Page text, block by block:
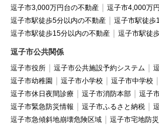
逗子市3,000万円台の不動産
逗子市4,000万
逗子市駅徒歩5分以内の不動産
逗子市駅徒歩
逗子市駅徒歩15分以内の不動産
逗子市駅徒
逗子市公共関係
逗子市役所 逗子市公共施設予約システム
逗子市幼稚園
逗子市小学校 逗子市中学校
逗子市休日夜間診療
逗子市消防本部
逗子
逗子市緊急防災情報
逗子市ふるさと納税
逗子市急傾斜地崩壊危険区域
逗子市宅地防